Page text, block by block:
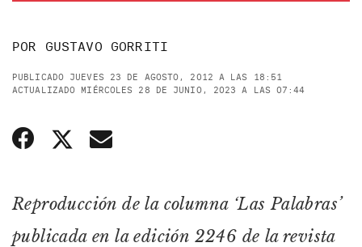
POR GUSTAVO GORRITI
PUBLICADO JUEVES 23 DE AGOSTO, 2012 A LAS 18:51
ACTUALIZADO MIÉRCOLES 28 DE JUNIO, 2023 A LAS 07:44
Reproducción de la columna ‘Las Palabras’
publicada en la edición 2246 de la revista